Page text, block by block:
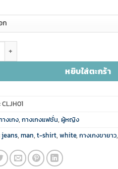
งเกงขาบานลายหัวใจ ชิ้น
หยิบใส่ตะกร้า
CLJH01
างเกง, กางเกงแฟชั่น, ผู้หญิง
jeans, man, t-shirt, white, กางเกงขายาว,